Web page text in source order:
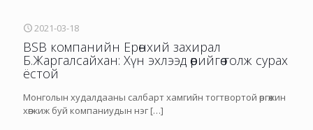
2021-03-18
BSB компанийн Ерөнхий захирал
Б.Жаргалсайхан: Хүн эхлээд өөрийгөө голж сурах
ёстой
Монголын худалдааны салбарт хамгийн тогтвортой өргөжин
хөгжиж буй компаниудын нэг […]